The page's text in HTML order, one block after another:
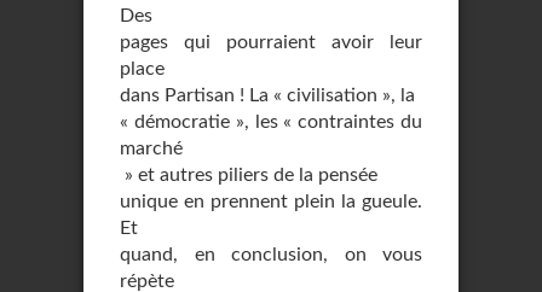
Des
pages qui pourraient avoir leur
place
dans Partisan ! La « civilisation », la
« démocratie », les « contraintes du
marché
» et autres piliers de la pensée
unique en prennent plein la gueule.
Et
quand, en conclusion, on vous
répète